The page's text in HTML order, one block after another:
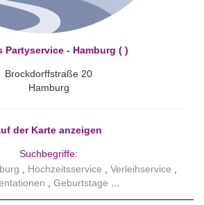
Partyservice - Hamburg ( )
Brockdorffstraße 20
Hamburg
der Karte anzeigen
Suchbegriffe:
Hochzeitsservice
Verleihservice
Geburtstage